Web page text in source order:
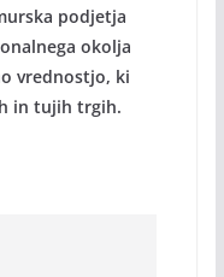
podjetja
okolja
vrednostjo, ki
in tujih trgih.